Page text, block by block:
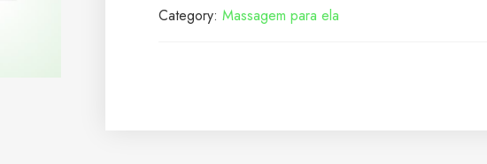
Category: Massagem para ela